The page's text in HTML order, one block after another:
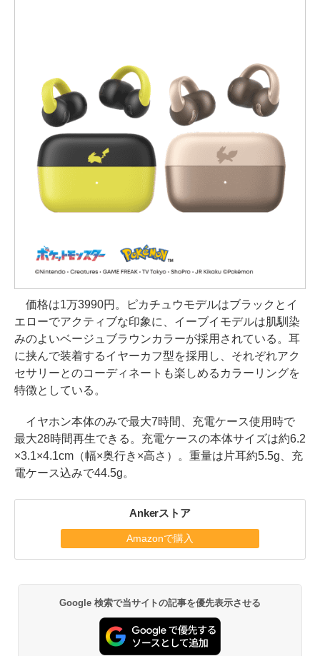
価格は1万3990円。ピカチュウモデルはブラックとイ
エローでアクティブな印象に、イーブイモデルは肌馴染
みのよいベージュブラウンカラーが採用されている。耳
に挟んで装着するイヤーカフ型を採用し、それぞれアク
セサリーとのコーディネートも楽しめるカラーリングを
特徴としている。
イヤホン本体のみで最大7時間、充電ケース使用時で
最大28時間再生できる。充電ケースの本体サイズは約6.2
×3.1×4.1cm（幅×奥行き×高さ）。重量は片耳約5.5g、充
電ケース込みで44.5g。
Ankerストア
Amazonで購入
Google 検索で当サイトの記事を優先表示させる